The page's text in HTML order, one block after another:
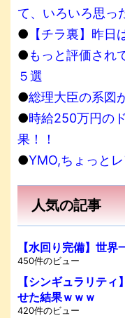
て、いろいろ思っ
● 【チラ裏】昨日
●もっと評価され
５選
●総理大臣の系図
●時給250万円の
果！！
●YMO,ちょっと
人気の記事
【水回り完備】世界
450件のビュー
【シンギュラリテ
せた結果ｗｗｗ
420件のビュー